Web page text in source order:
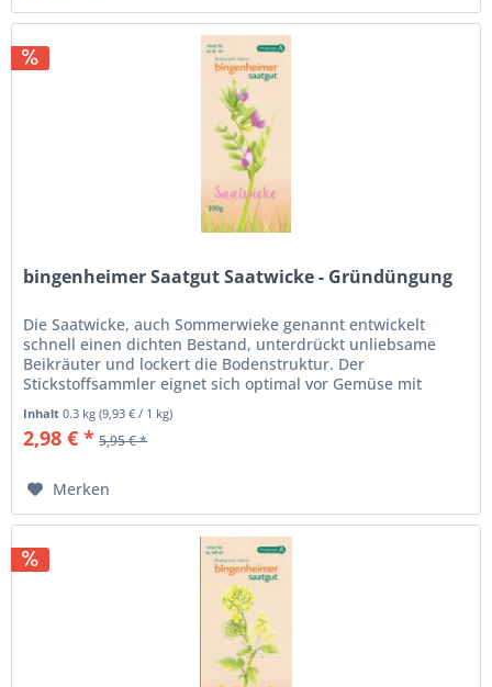
bingenheimer Saatgut Saatwicke - Gründüngung
Die Saatwicke, auch Sommerwieke genannt entwickelt
schnell einen dichten Bestand, unterdrückt unliebsame
Beikräuter und lockert die Bodenstruktur. Der
Stickstoffsammler eignet sich optimal vor Gemüse mit
Inhalt0.3 kg(9,93 € / 1 kg)
2,98 € * 5,95 € *
Merken